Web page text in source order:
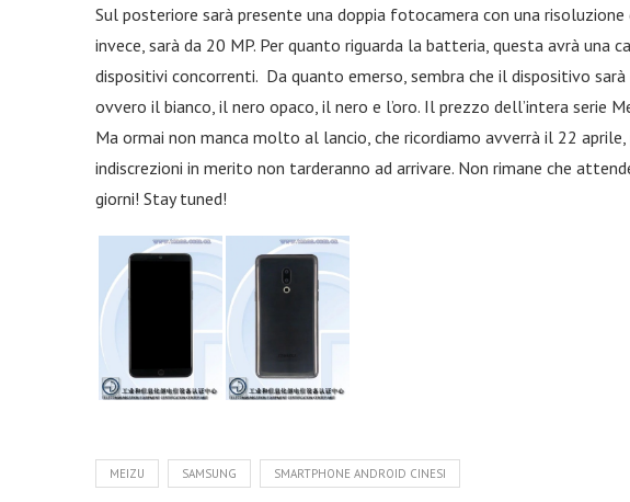
Sul posteriore sarà presente una doppia fotocamera con una risoluzione
invece, sarà da 20 MP. Per quanto riguarda la batteria, questa avrà una
dispositivi concorrenti. Da quanto emerso, sembra che il dispositivo
ovvero il bianco, il nero opaco, il nero e l’oro. Il prezzo dell’intera serie
Ma ormai non manca molto al lancio, che ricordiamo avverrà il 22
indiscrezioni in merito non tarderanno ad arrivare. Non rimane che
giorni! Stay tuned!
MEIZU SAMSUNG SMARTPHONE ANDROID CINESI